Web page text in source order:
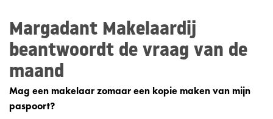
Margadant Makelaardij
beantwoordt de vraag van de
maand
Mag een makelaar zomaar een kopie maken van mijn
paspoort?